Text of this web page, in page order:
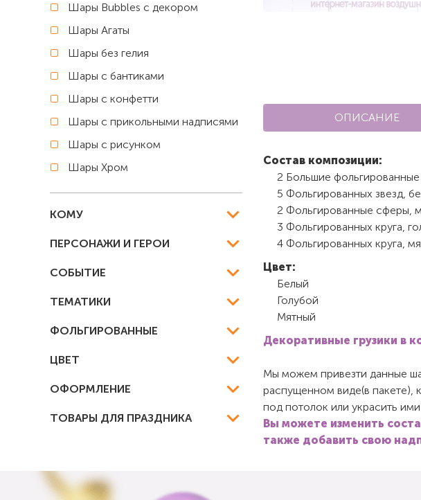
Шары Bubbles с декором
Шары Агаты
Шары без гелия
Шары с бантиками
Шары с конфетти
Шары с прикольными надписями
Шары с рисунком
Шары Хром
КОМУ
ПЕРСОНАЖИ И ГЕРОИ
СОБЫТИЕ
ТЕМАТИКИ
ФОЛЬГИРОВАННЫЕ
ЦВЕТ
ОФОРМЛЕНИЕ
ТОВАРЫ ДЛЯ ПРАЗДНИКА
ОПИСАНИЕ
Состав композиции:
2 Большие фольгированные
5 Фольгированных звезд,
2 Фольгированные сферы,
3 Фольгированных круга,
4 Фольгированных круга,
Цвет:
Белый
Голубой
Мятный
Декоративные грузики в
Мы можем привезти данные
распущенном виде(в пакете),
под потолок или украсить
Вы можете изменить
также добавить свою